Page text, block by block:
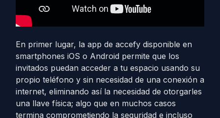
En primer lugar, la app de accefy disponible en
smartphones iOS o Android permite que los
invitados puedan acceder a tu espacio usando su
propio teléfono y sin necesidad de una conexión a
internet, eliminando así la necesidad de otorgarles
una llave física; algo que en muchos casos
termina comprometiendo la seguridad e incluso